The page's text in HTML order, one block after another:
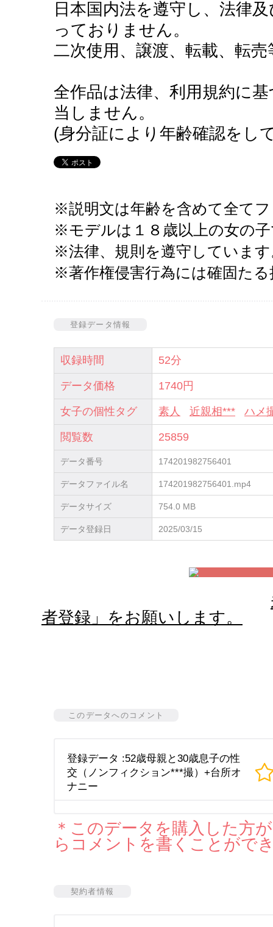
日本国内法を遵守し、法律
っておりません。
二次使用、譲渡、転載、転
全作品は法律、利用規約に
当しません。
(身分証により年齢確認をし
※説明文は年齢を含めて全て
※モデルは１８歳以上の女の
※法律、規則を遵守していま
※著作権侵害行為には確固た
登録データ情報
収録時間 52分
データ価格 1740円
女子の個性タグ 素人 近親相*** ハメ
閲覧数 25859
データ番号 174201982756401
データファイル名 174201982756401.mp4
データサイズ 754.0 MB
データ登録日 2025/03/15
者登録」をお願いします。
このデータへのコメント
登録データ :52歳母親と30歳息子の性
交（ノンフィクション***撮）+台所オ
ナニー
＊このデータを購入した方
らコメントを書くことがで
契約者情報